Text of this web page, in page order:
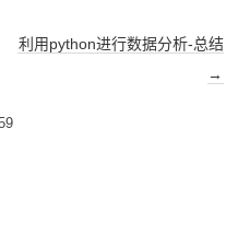
利用python进行数据分析-总结
→